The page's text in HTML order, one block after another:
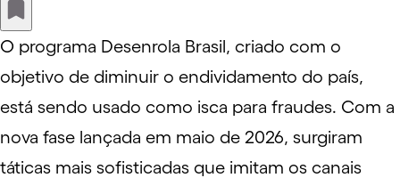
O programa Desenrola Brasil, criado com o
objetivo de diminuir o endividamento do país,
está sendo usado como isca para fraudes. Com a
nova fase lançada em maio de 2026, surgiram
táticas mais sofisticadas que imitam os canais